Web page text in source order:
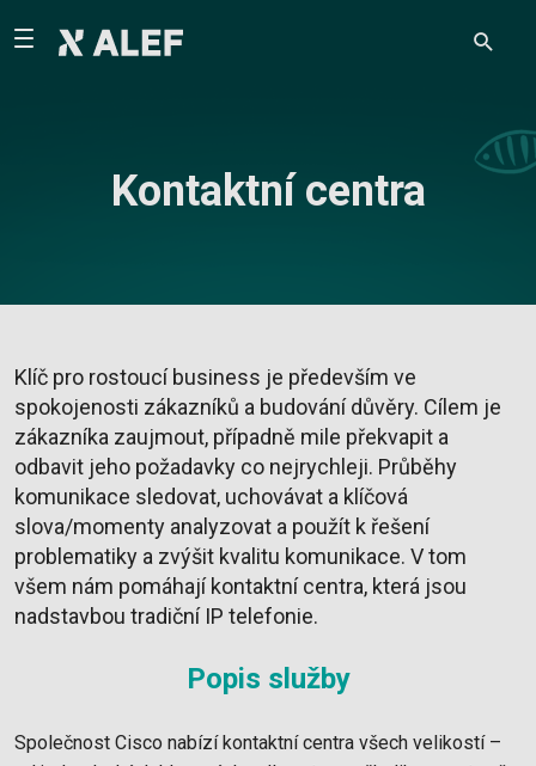
Kontaktní centra
Klíč pro rostoucí business je především ve
spokojenosti zákazníků a budování důvěry. Cílem je
zákazníka zaujmout, případně mile překvapit a
odbavit jeho požadavky co nejrychleji. Průběhy
komunikace sledovat, uchovávat a klíčová
slova/momenty analyzovat a použít k řešení
problematiky a zvýšit kvalitu komunikace. V tom
všem nám pomáhají kontaktní centra, která jsou
nadstavbou tradiční IP telefonie.
Popis služby
Společnost Cisco nabízí kontaktní centra všech velikostí –